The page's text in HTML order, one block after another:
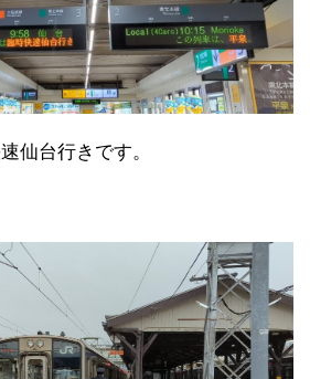
仙台行きです。